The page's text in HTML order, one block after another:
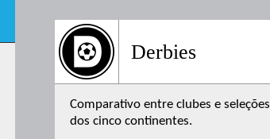
Derbies
Comparativo entre clubes e seleções
dos cinco continentes.